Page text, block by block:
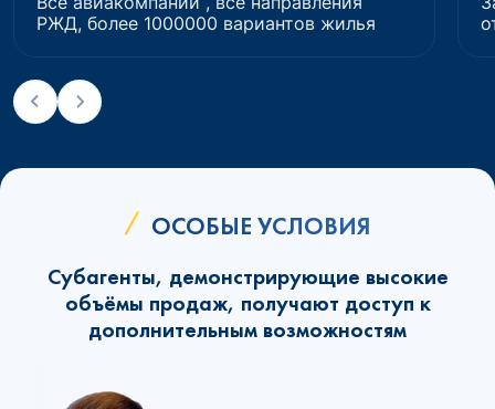
РЖД, более 1000000 вариантов жилья
ОСОБЫЕ УСЛОВИЯ
Субагенты, демонстрирующие высокие
объёмы продаж, получают доступ к
дополнительным возможностям